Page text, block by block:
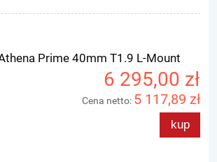
Prime 40mm T1.9 L-Mount
6 295,00 zł
Cena netto: 5 117,89 zł
kup